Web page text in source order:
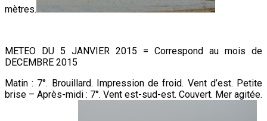
mètres.
METEO DU 5 JANVIER 2015 = Correspond au mois de
DECEMBRE 2015
Matin : 7°. Brouillard. Impression de froid. Vent d’est. Petite
brise – Après-midi : 7°. Vent est-sud-est. Couvert. Mer agitée.